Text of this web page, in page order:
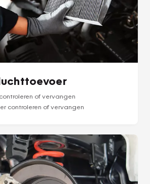
of vervangen
controleren of vervangen